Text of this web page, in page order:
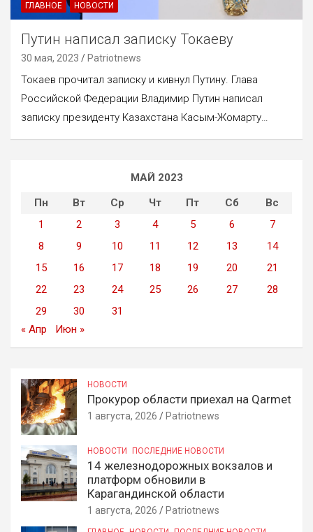
ГЛАВНОЕ НОВОСТИ
Путин написал записку Токаеву
30 мая, 2023 Patriotnews
Токаев прочитал записку и кивнул Путину. Глава
Российской Федерации Владимир Путин написал
записку президенту Казахстана Касым-Жомарту…
МАЙ 2023
Пн
Вт Ср Чт Пт Сб
Вс
1
2 3 4 5 6
7
8
9 10 11 12 13
14
15
16 17 18 19 20
21
22
23 24 25 26 27
28
29
30
31
« Апр
Июн »
НОВОСТИ
Прокурор области приехал на Qarmet
1 августа, 2026 Patriotnews
НОВОСТИ ПОСЛЕДНИЕ НОВОСТИ
14 железнодорожных вокзалов и
платформ обновили в
Карагандинской области
1 августа, 2026 Patriotnews